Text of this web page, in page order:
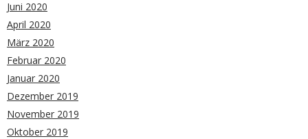
Juni 2020
April 2020
März 2020
Februar 2020
Januar 2020
Dezember 2019
November 2019
Oktober 2019